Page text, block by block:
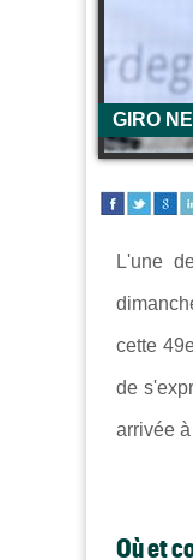
GIRO
L'une
cette
de
arrivée à
Où et